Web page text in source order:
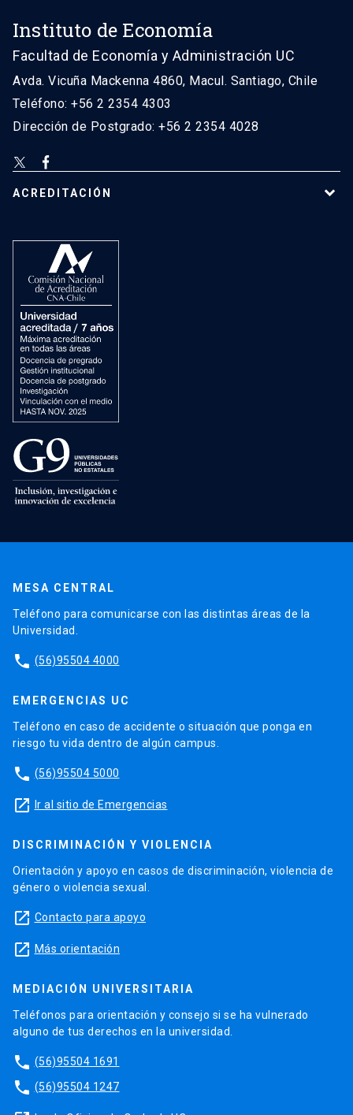
Instituto de Economía
Facultad de Economía y Administración UC
Avda. Vicuña Mackenna 4860, Macul. Santiago, Chile
Teléfono: +56 2 2354 4303
Dirección de Postgrado: +56 2 2354 4028
ACREDITACIÓN
MESA CENTRAL
Teléfono para comunicarse con las distintas áreas de la
Universidad.
phone (56)95504 4000
EMERGENCIAS UC
Teléfono en caso de accidente o situación que ponga en
riesgo tu vida dentro de algún campus.
phone (56)95504 5000
launch Ir al sitio de Emergencias
DISCRIMINACIÓN Y VIOLENCIA
Orientación y apoyo en casos de discriminación, violencia de
género o violencia sexual.
launch Contacto para apoyo
launch Más orientación
MEDIACIÓN UNIVERSITARIA
Teléfonos para orientación y consejo si se ha vulnerado
alguno de tus derechos en la universidad.
phone (56)95504 1691
phone (56)95504 1247